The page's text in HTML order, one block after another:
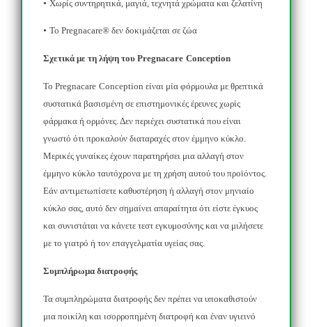
• Χωρίς συντηρητικά, μαγιά, τεχνητά χρώματα και ζελατίνη
• Το Pregnacare® δεν δοκιμάζεται σε ζώα
Σχετικά με τη λήψη του Pregnacare Conception
Το Pregnacare Conception είναι μία φόρμουλα με θρεπτικά
συστατικά βασισμένη σε επιστημονικές έρευνες χωρίς
φάρμακα ή ορμόνες. Δεν περιέχει συστατικά που είναι
γνωστό ότι προκαλούν διαταραχές στον έμμηνο κύκλο.
Μερικές γυναίκες έχουν παρατηρήσει μια αλλαγή στον
έμμηνο κύκλο ταυτόχρονα με τη χρήση αυτού του προϊόντος.
Εάν αντιμετωπίσετε καθυστέρηση ή αλλαγή στον μηνιαίο
κύκλο σας, αυτό δεν σημαίνει απαραίτητα ότι είστε έγκυος
και συνιστάται να κάνετε τεστ εγκυμοσύνης και να μιλήσετε
με το γιατρό ή τον επαγγελματία υγείας σας.
Συμπλήρωμα διατροφής
Τα συμπληρώματα διατροφής δεν πρέπει να υποκαθιστούν
μια ποικίλη και ισορροπημένη διατροφή και έναν υγιεινό